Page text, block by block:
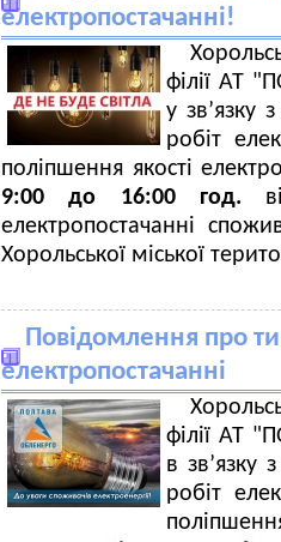
електропостачанні!
філії АТ
у зв’язку
робіт
поліпшення якості
9:00 до 16:00 год.
електропостачанні
Хорольської міської
Повідомлення про
електропостачанні
філії АТ
в зв’язку
робіт